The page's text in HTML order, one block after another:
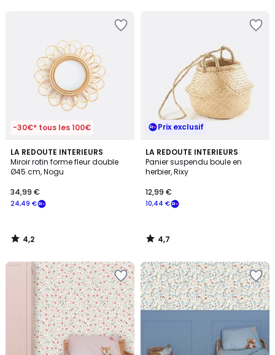
-30€* tous les 100€
LA REDOUTE INTERIEURS
Miroir rotin forme fleur double
Ø45 cm, Nogu
24,49 €
34,99 €
4,2
/ 5
4,2
/
Prix exclusif
LA REDOUTE INTERIEURS
Panier suspendu boule en
herbier, Rixy
10,44 €
12,99 €
4,7
/ 5
4,7
/